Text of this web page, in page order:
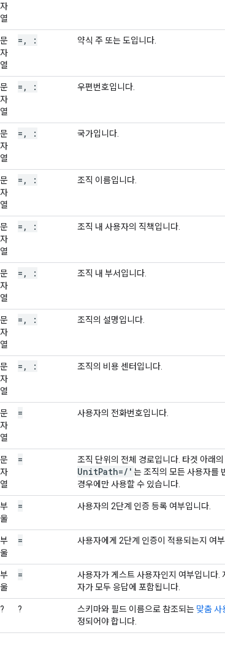
자
열
문
자
열
= , : 약식 주 또는 도입니다.
문
자
열
= , : 우편번호입니다.
문
자
열
= , : 국가입니다.
문
자
열
= , : 조직 이름입니다.
문
자
열
= , : 조직 내 사용자의 직책입니다.
문
자
열
= , : 조직 내 부서입니다.
문
자
열
= , : 조직의 설명입니다.
문
자
열
= , : 조직의 비용 센터입니다.
문
자
열
= 사용자의 전화번호입니다.
문
자
열
= 조직 단위의 전체 경로입니다. 타겟 아래
UnitPath=/ ' 는 조직의 모든 사용자를
경우에만 사용할 수 있습니다.
부
울
= 사용자의 2단계 인증 등록 여부입니다.
부
울
= 사용자에게 2단계 인증이 적용되는지 여
부
울
=
사용자가 게스트 사용자인지 여부입니다.
자가 모두 응답에 포함됩니다.
? ? 스키마와 필드 이름으로 참조되는 맞춤 사
정되어야 합니다.